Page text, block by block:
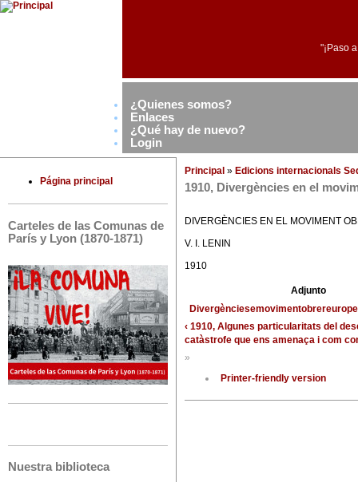
"¡Paso
¿Quienes somos?
Enlaces
¿Qué hay de nuevo?
Login
Página principal
Carteles de las Comunas de
París y Lyon (1870-1871)
Nuestra biblioteca
Principal » Edicions internacionals
1910, Divergències en el
DIVERGÈNCIES EN EL MOVIMENT
V. I. LENIN
1910
Adjunto
‹ 1910, Algunes particularitats del
catàstrofe que ens amenaça i com
»
Printer-friendly version